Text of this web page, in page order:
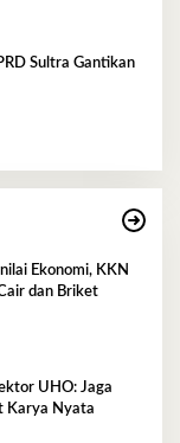
Sultra Gantikan
Ekonomi, KKN
dan Briket
UHO: Jaga
Karya Nyata